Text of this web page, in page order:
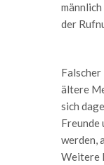
der
ältere
sich
Freunde
werden,
Weitere